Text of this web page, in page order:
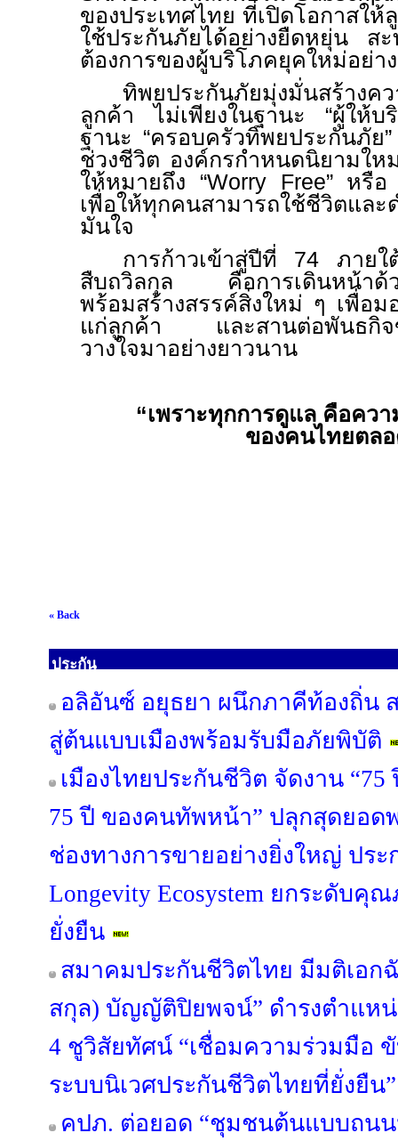
ของประเทศไทย ที่เปิดโอกาสใ
ใช้ประกันภัยได้อย่างยืดหยุ่น สะ
ต้องการของผู้บริโภคยุคใหม่อย่า
ทิพยประกันภัยมุ่งมั่นสร้างค
ลูกค้า ไม่เพียงในฐานะ “ผู้ให้บ
ฐานะ “ครอบครัวทิพยประกันภัย
ช่วงชีวิต องค์กรกำหนดนิยามให
ให้หมายถึง “Worry Free” หรือ
เพื่อให้ทุกคนสามารถใช้ชีวิตและ
มั่นใจ
การก้าวเข้าสู่ปีที่ 74 ภายใ
สืบถวิลกุล คือการเดินหน้าด้ว
พร้อมสร้างสรรค์สิ่งใหม่ ๆ เพื่อ
แก่ลูกค้า และสานต่อพันธกิจ
วางใจมาอย่างยาวนาน
“เพราะทุกการดูแล คือคว
ของคนไทยตล
« Back
ประกัน
อลิอันซ์ อยุธยา ผนึกภาคีท้องถิ่น
สู่ต้นแบบเมืองพร้อมรับมือภัยพิบัติ
เมืองไทยประกันชีวิต จัดงาน
75 ปี ของคนทัพหน้า” ปลุกสุดยอด
ช่องทางการขายอย่างยิ่งใหญ่ ประ
Longevity Ecosystem ยกระดับคุ
ยั่งยืน
สมาคมประกันชีวิตไทย มีมติเอก
สกุล) บัญญัติปิยพจน์” ดำรงตำแห
4 ชูวิสัยทัศน์ “เชื่อมความร่วมมือ
ระบบนิเวศประกันชีวิตไทยที่ยั่งยืน”
คปภ. ต่อยอด “ชุมชนต้นแบบถน